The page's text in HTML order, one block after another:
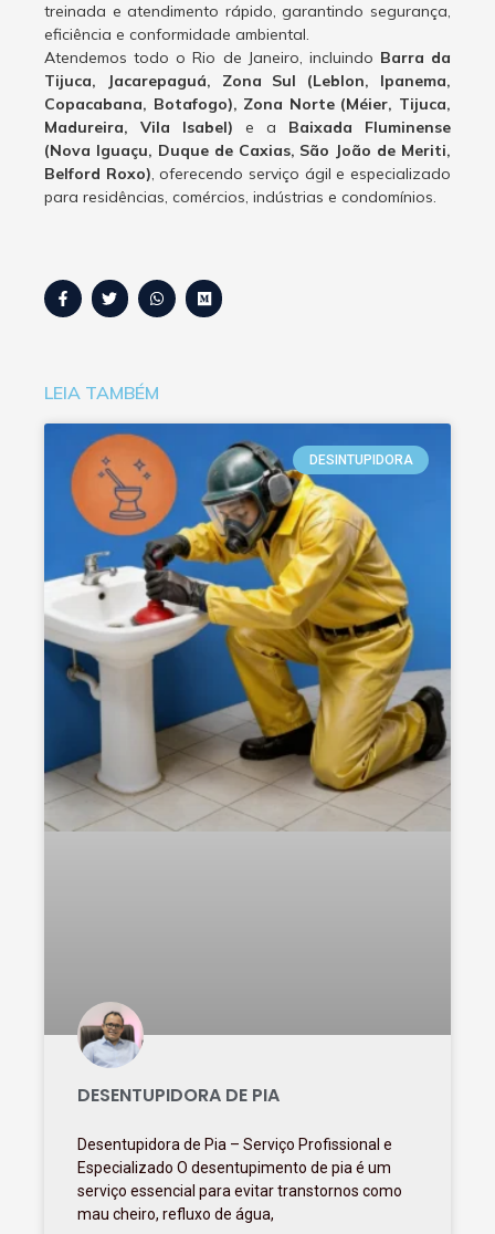
treinada e atendimento rápido, garantindo segurança,
eficiência e conformidade ambiental.
Atendemos todo o Rio de Janeiro, incluindo Barra da
Tijuca, Jacarepaguá, Zona Sul (Leblon, Ipanema,
Copacabana, Botafogo), Zona Norte (Méier, Tijuca,
Madureira, Vila Isabel) e a Baixada Fluminense
(Nova Iguaçu, Duque de Caxias, São João de Meriti,
Belford Roxo), oferecendo serviço ágil e especializado
para residências, comércios, indústrias e condomínios.
LEIA TAMBÉM
DESINTUPIDORA
DESENTUPIDORA DE PIA
Desentupidora de Pia – Serviço Profissional e
Especializado O desentupimento de pia é um
serviço essencial para evitar transtornos como
mau cheiro, refluxo de água,